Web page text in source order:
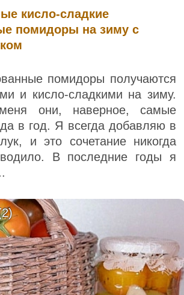
кисло-сладкие
помидоры на зиму с
помидоры получаются
и кисло-сладкими на зиму.
они, наверное, самые
в год. Я всегда добавляю в
и это сочетание никогда
В последние годы я